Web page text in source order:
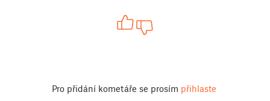
Pro přidání kometáře se prosím přihlaste